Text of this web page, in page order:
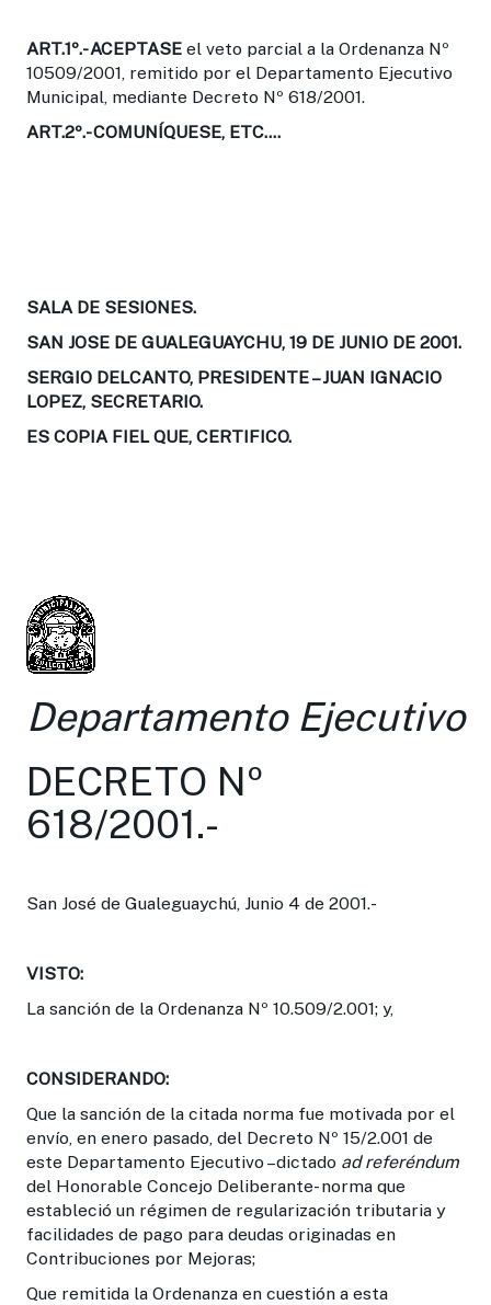
ART.1º.-ACEPTASE el veto parcial a la Ordenanza Nº
10509/2001, remitido por el Departamento Ejecutivo
Municipal, mediante Decreto Nº 618/2001.
ART.2º.-COMUNÍQUESE, ETC....
SALA DE SESIONES.
SAN JOSE DE GUALEGUAYCHU, 19 DE JUNIO DE 2001.
SERGIO DELCANTO, PRESIDENTE – JUAN IGNACIO
LOPEZ, SECRETARIO.
ES COPIA FIEL QUE, CERTIFICO.
Departamento Ejecutivo
DECRETO Nº
618/2001.-
San José de Gualeguaychú, Junio 4 de 2001.-
VISTO:
La sanción de la Ordenanza Nº 10.509/2.001; y,
CONSIDERANDO:
Que la sanción de la citada norma fue motivada por el
envío, en enero pasado, del Decreto Nº 15/2.001 de
este Departamento Ejecutivo –dictado ad referéndum
del Honorable Concejo Deliberante- norma que
estableció un régimen de regularización tributaria y
facilidades de pago para deudas originadas en
Contribuciones por Mejoras;
Que remitida la Ordenanza en cuestión a esta